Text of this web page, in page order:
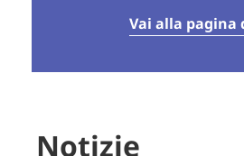
Vai alla pagina
Notizie